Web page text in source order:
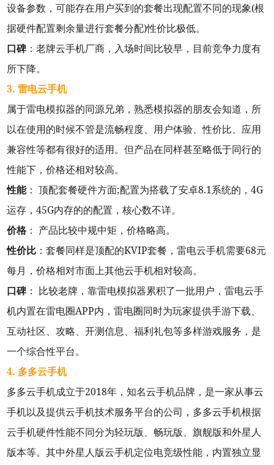
设备参数，可能存在用户买到的套餐出现配置不同的现象(根
据硬件配置剩余量进行套餐分配)性价比极低。
口碑：老牌云手机厂商，入场时间比较早，目前竞争力度有
所下降。
3. 雷电云手机
属于雷电模拟器的同源兄弟，熟悉模拟器的朋友会知道，所
以在使用的时候不管是流畅程度、用户体验、性价比、应用
兼容性等都有很好的适用。但产品在同样甚至略低于同行的
性能下，价格还相对较高。
性能： 顶配套餐硬件方面;配置为搭载了安卓8.1系统的，4G
运存，45G内存的的配置，核心数不详。
价格： 产品比较中规中矩，价格略高。
性价比：套餐同样是顶配的KVIP套餐，雷电云手机需要68元
每月，价格相对市面上其他云手机相对较高。
口碑： 比较老牌，靠雷电模拟器累积了一批用户，雷电云手
机内置在雷电圈APP内，雷电圈同时为玩家提供手游下载、
互动社区、攻略、开测信息、福利礼包等多样游戏服务，是
一个综合性平台。
4. 多多云手机
多多云手机成立于2018年，知名云手机品牌，是一家从事云
手机以及提供云手机技术服务平台的公司，多多云手机根据
云手机硬件性能不同分为轻玩版、畅玩版、旗舰版和外星人
版本等。其中外星人版云手机定位电竞级性能，内置独立显